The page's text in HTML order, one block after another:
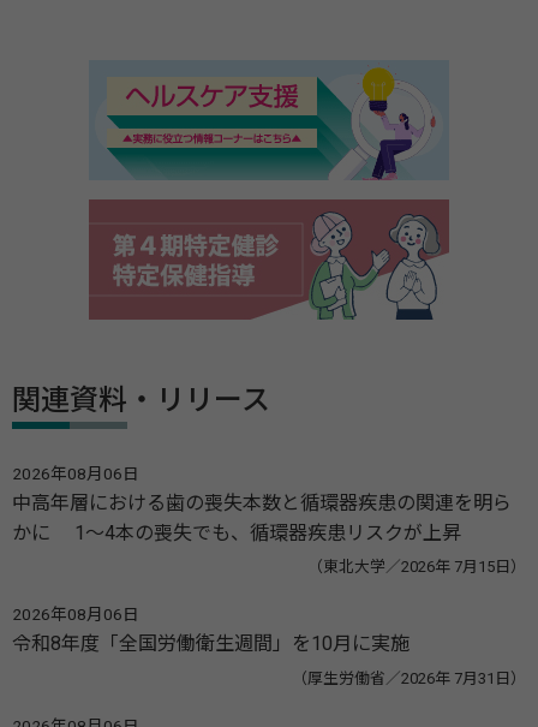
関連資料・リリース
2026年08月06日
中高年層における歯の喪失本数と循環器疾患の関連を明ら
かに 1～4本の喪失でも、循環器疾患リスクが上昇
（東北大学／2026年 7月15日）
2026年08月06日
令和8年度「全国労働衛生週間」を10月に実施
（厚生労働省／2026年 7月31日）